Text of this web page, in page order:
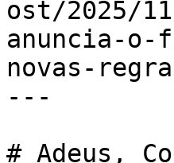
ost/2025/
anuncia-o-
novas-
---
# Adeus,